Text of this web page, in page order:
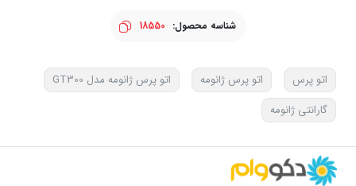
شناسه محصول: 18550
اتو پرس اتو پرس ژانومه
اتو پرس ژانومه مدل GT300
گارانتی ژانومه